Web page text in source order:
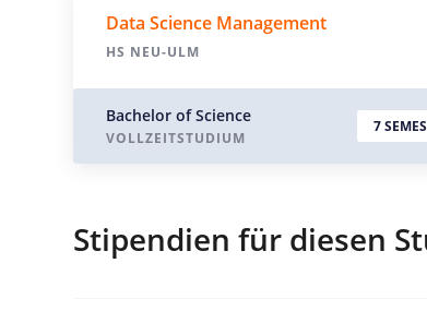
Data Science Management
HS NEU-ULM
Bachelor of Science
VOLLZEITSTUDIUM
7
Stipendien für diesen